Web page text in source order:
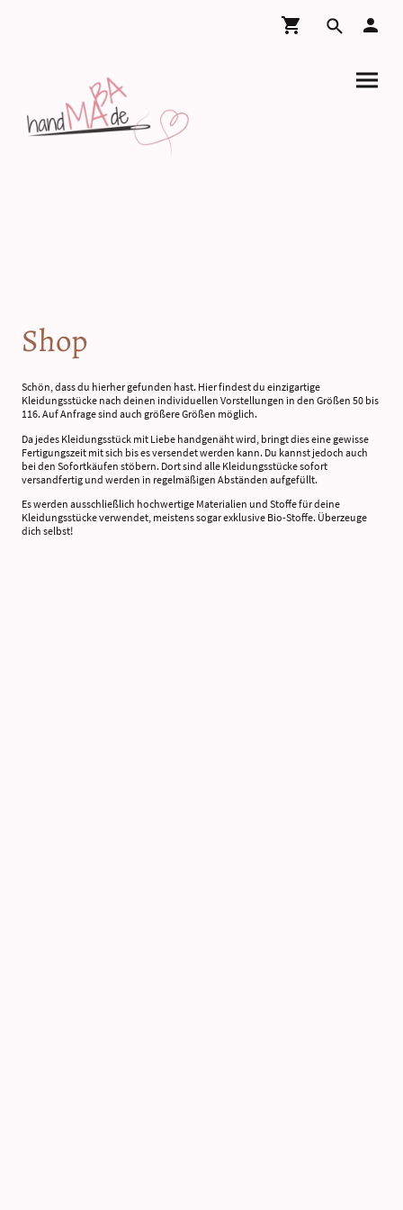
Shop
Schön, dass du hierher gefunden hast. Hier findest du einzigartige
Kleidungsstücke nach deinen individuellen Vorstellungen in den Größen 50 bis
116. Auf Anfrage sind auch größere Größen möglich.
Da jedes Kleidungsstück mit Liebe handgenäht wird, bringt dies eine gewisse
Fertigungszeit mit sich bis es versendet werden kann. Du kannst jedoch auch
bei den Sofortkäufen stöbern. Dort sind alle Kleidungsstücke sofort
versandfertig und werden in regelmäßigen Abständen aufgefüllt.
Es werden ausschließlich hochwertige Materialien und Stoffe für deine
Kleidungsstücke verwendet, meistens sogar exklusive Bio-Stoffe. Überzeuge
dich selbst!